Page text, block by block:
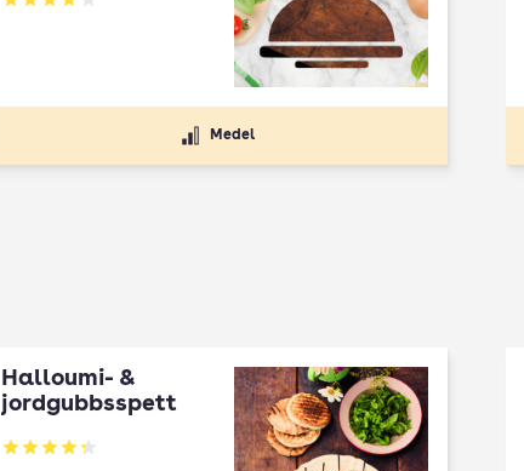
Betyg: 3.75 av 5
Medel
Halloumi- &
jordgubbsspett
Betyg: 4.3 av 5